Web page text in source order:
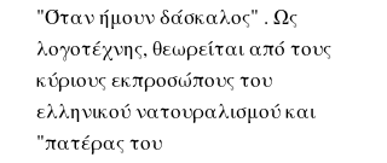
"Όταν ήμουν δάσκαλος" . Ως
λογοτέχνης, θεωρείται από τους
κύριους εκπροσώπους του
ελληνικού νατουραλισμού και
"πατέρας του